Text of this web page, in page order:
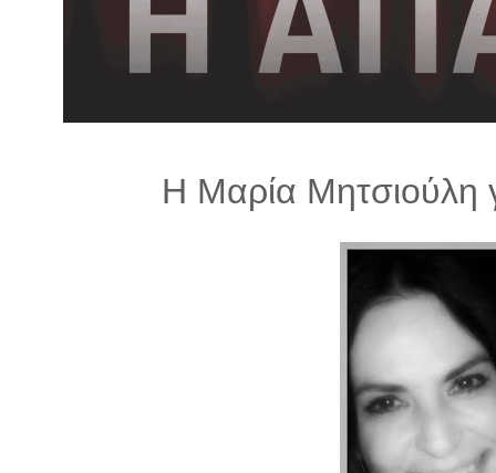
Η Μαρία Μητσιούλη